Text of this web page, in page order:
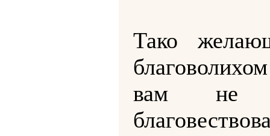
Тако
вам не